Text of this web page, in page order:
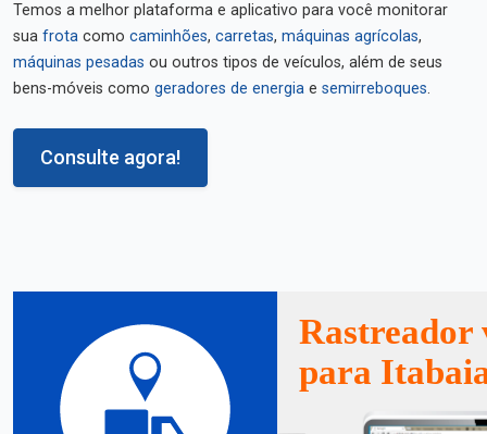
Temos a melhor plataforma e aplicativo para você monitorar
sua frota como caminhões, carretas, máquinas agrícolas,
máquinas pesadas ou outros tipos de veículos, além de seus
bens-móveis como geradores de energia e semirreboques.
Consulte agora!
Rastreador
para